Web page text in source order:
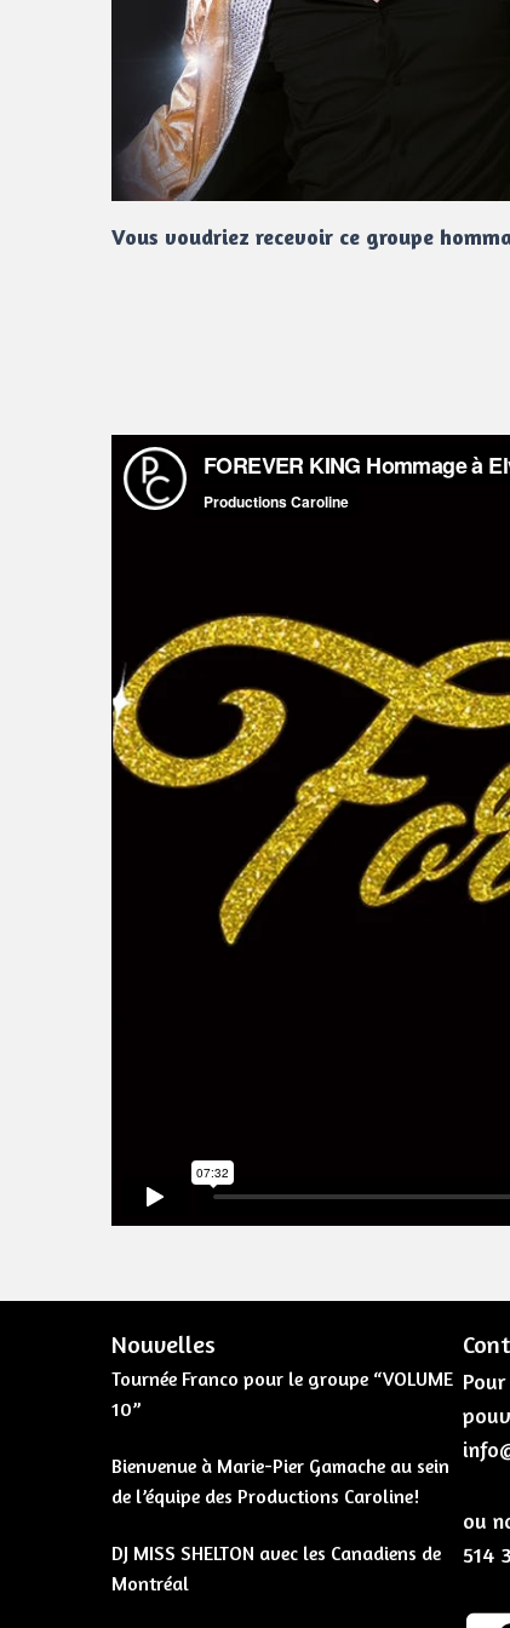
Vous voudriez recevoir ce groupe
Nouvelles
Tournée Franco pour le groupe “VOLUME
10”
Bienvenue à Marie-Pier Gamache au sein
de l’équipe des Productions Caroline!
DJ MISS SHELTON avec les Canadiens de
Montréal
ou
514